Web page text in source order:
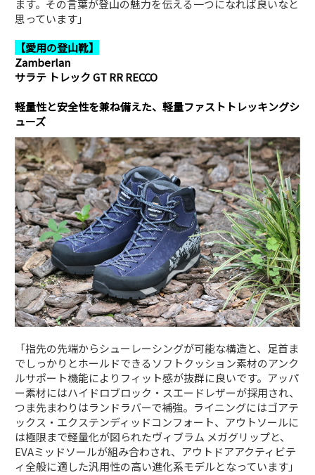
ます。その言葉が登山の魅力を伝える一つになれば良いなと
思っています」
【愛用の登山靴】
Zamberlan
サラテ トレック GT RR RECCO
軽量性と安全性を兼ね備えた、軽量ファストトレッキングシ
ューズ
「指先の先端からシューレーシングが可能な構造と、足首ま
でしっかりとホールドできるソフトクッション素材のアンク
ルサポート機能によりフィット感が抜群に良いです。アッパ
ー素材にはハイドロブロック・スエードレザーが採用され、
つま先まわりはランドラバーで補強。ライニングにはゴアテ
ックス・エクステンディッドコンフォート、アウトソールに
は極限まで軽量化が図られたヴィブラム メガグリップと、
EVAミッドソールが組み合わされ、アウトドアアクティビテ
ィ全般に適した汎用性の高い進化系モデルとなっています」